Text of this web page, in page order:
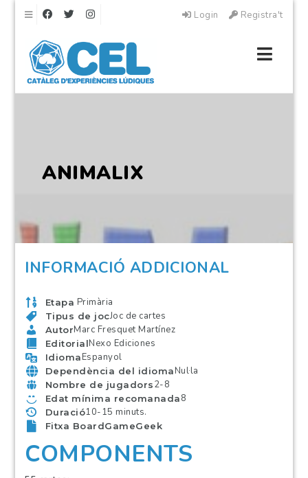
Navigation Login Registra't
ANIMALIX
INFORMACIÓ ADDICIONAL
Etapa Primària
Tipus de jocJoc de cartes
AutorMarc Fresquet Martínez
EditorialNexo Ediciones
IdiomaEspanyol
Dependència del idiomaNul·la
Nombre de jugadors2-8
Edat mínima recomanada8
Duració10-15 minuts.
Fitxa BoardGameGeek
COMPONENTS